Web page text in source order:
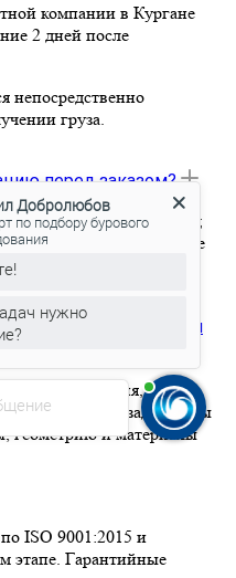
компании в Кургане
2 дней после
непосредственно
груза.
перед заказом?
инструмент под
оборудование. Вы можете
по номеру
по моим чертежам
— это изделия,
задачи. Мы
геометрию и материалы
ISO 9001:2015 и
этапе. Гарантийные
Добролюбов
по подбору бурового
нужно